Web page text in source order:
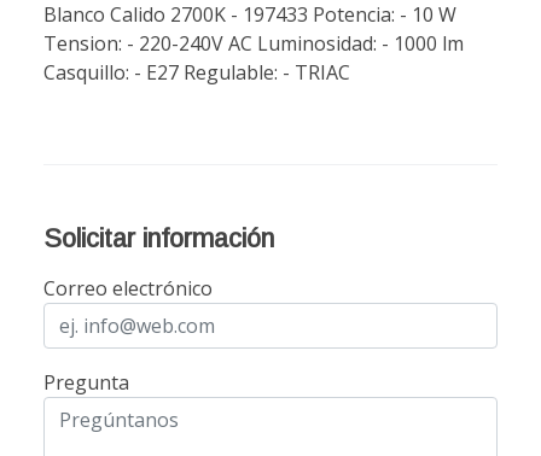
Blanco Calido 2700K - 197433 Potencia: - 10 W
Tension: - 220-240V AC Luminosidad: - 1000 lm
Casquillo: - E27 Regulable: - TRIAC
Solicitar información
Correo electrónico
Pregunta